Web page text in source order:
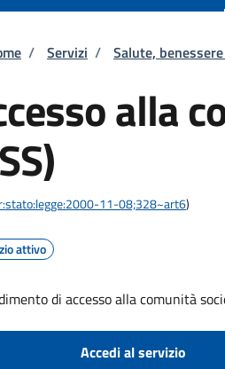
di pane
/ Servizi / Salute,
alla
11-08;328~art6)
attivo
di accesso alla comunità
Accedi al servizio